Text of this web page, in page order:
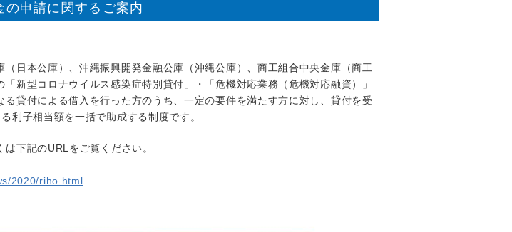
の申請に関するご案内
（日本公庫）、沖縄振興開発金融公庫（沖縄公庫）、商工組合中央金庫（商工
新型コロナウイルス感染症特別貸付」・「危機対応業務（危機対応融資）」
る貸付による借入を行った方のうち、一定の要件を満たす方に対し、貸付を受
利子相当額を一括で助成する制度です。
下記のURLをご覧ください。
2020/riho.html